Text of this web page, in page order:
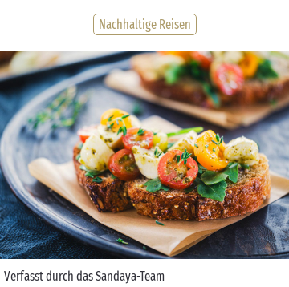
Nachhaltige Reisen
Verfasst durch das Sandaya-Team